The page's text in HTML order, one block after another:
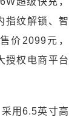
指纹解锁、智
价2099元，
授权电商平台
用6.5英寸高